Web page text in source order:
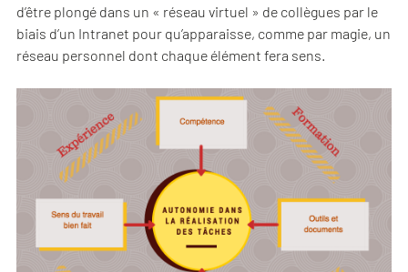
d’être plongé dans un « réseau virtuel » de collègues par le
biais d’un Intranet pour qu’apparaisse, comme par magie, un
réseau personnel dont chaque élément fera sens.